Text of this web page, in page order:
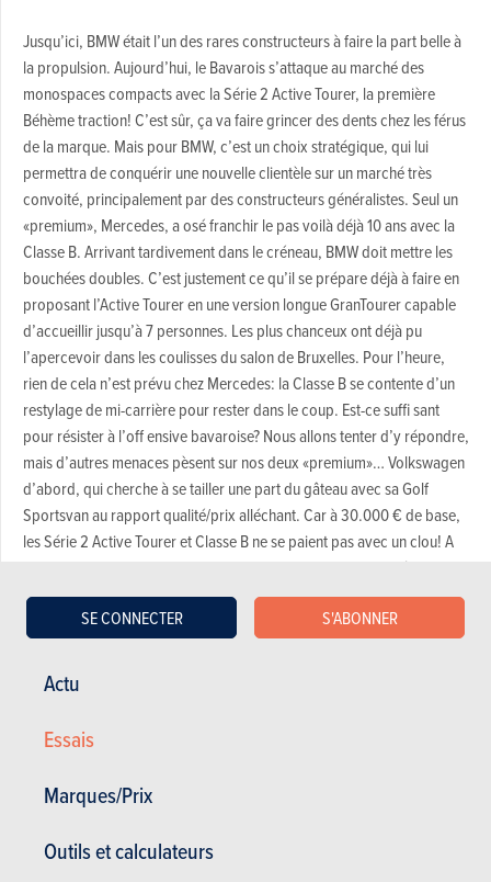
Actu
Essais
Marques/Prix
Outils et calculateurs
SE CONNECTER S'ABONNER
Jusqu’ici, BMW était l’un des rares constructeurs à faire la part belle à
la propulsion. Aujourd’hui, le Bavarois s’attaque au marché des
monospaces compacts avec la Série 2 Active Tourer, la première
Béhème traction! C’est sûr, ça va faire grincer des dents chez les férus
de la marque. Mais pour BMW, c’est un choix stratégique, qui lui
permettra de conquérir une nouvelle clientèle sur un marché très
convoité, principalement par des constructeurs généralistes. Seul un
«premium», Mercedes, a osé franchir le pas voilà déjà 10 ans avec la
Classe B. Arrivant tardivement dans le créneau, BMW doit mettre les
bouchées doubles. C’est justement ce qu’il se prépare déjà à faire en
proposant l’Active Tourer en une version longue GranTourer capable
d’accueillir jusqu’à 7 personnes. Les plus chanceux ont déjà pu
l’apercevoir dans les coulisses du salon de Bruxelles. Pour l’heure,
rien de cela n’est prévu chez Mercedes: la Classe B se contente d’un
restylage de mi-carrière pour rester dans le coup. Est-ce suffi sant
pour résister à l’off ensive bavaroise? Nous allons tenter d’y répondre,
mais d’autres menaces pèsent sur nos deux «premium»… Volkswagen
d’abord, qui cherche à se tailler une part du gâteau avec sa Golf
Sportsvan au rapport qualité/prix alléchant. Car à 30.000 € de base,
les Série 2 Active Tourer et Classe B ne se paient pas avec un clou! A
ce tarif, on est en droit de se demander s’il n’est pas plus intéressant
d’opter pour un vrai grand monospace, plus spacieux et habitable.
C’est la question que nous nous sommes posée. Pour que la joute se
cantonne dans les frontières allemandes, c’est l’Opel Zafira Tourer qui
jouera les outsiders. S’il ne profi te pas du label «premium», il off re
jusqu’à 7 places, un équipement riche et un 2 litres de 170 ch pour
du groupe Opel fait que ce dernier n’était plus disponible en parc
place. Il est plus petit… mais costaud! Autant que le plus gros cube de
avec la transmission intégrale 4MATIC, systématiquement associée à